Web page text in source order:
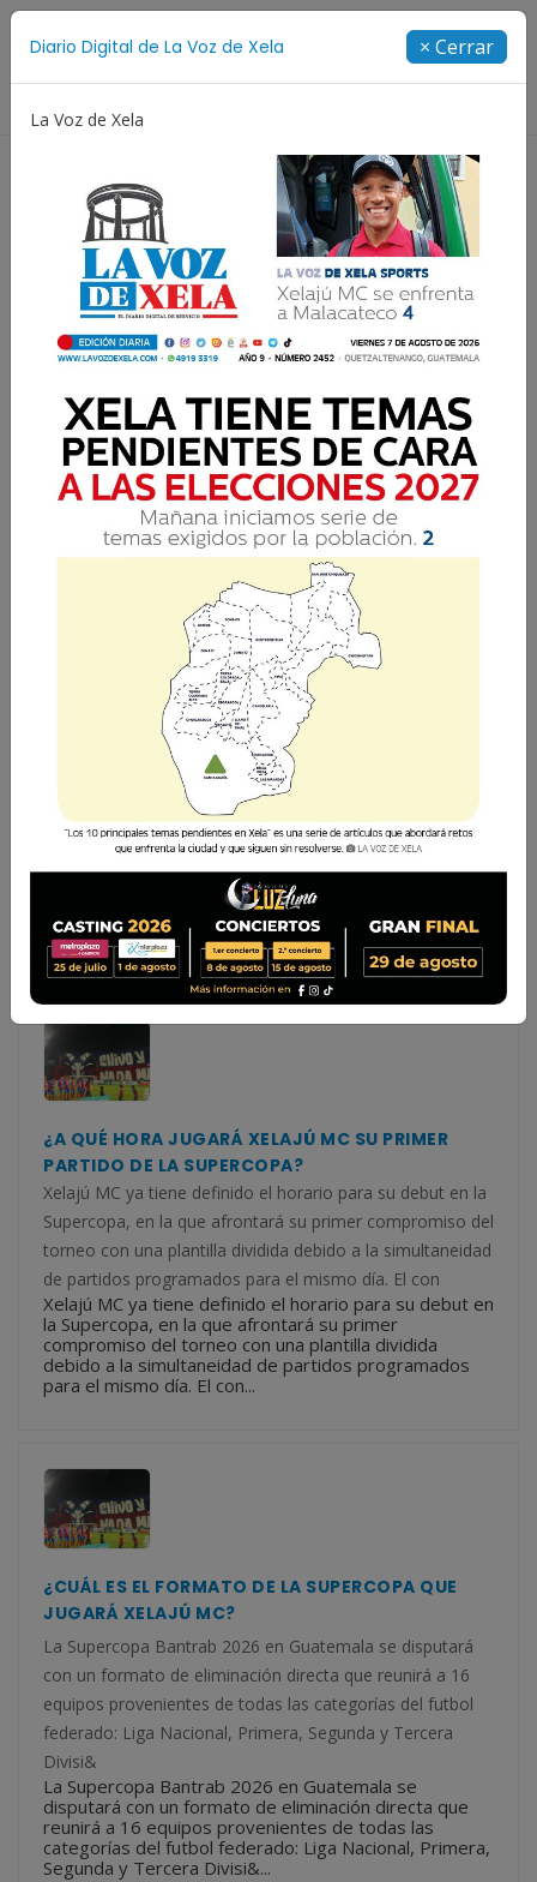
Diario Digital de La Voz de Xela × Cerrar
La Voz de Xela
Resultados para: Sayaxché
CONFIRMADOS LA FECHA Y HORA PARA DUELO
ENTRE XELAJÚ MC Y SANTA LUCÍA
Los cuartos de final de la Supercopa Bantrab ya tienen
hoja de ruta. Se han confirmado de manera oficial los
detalles para el crucial enfrentamiento entre Xelajú MC y
Santa Lucía Cotzumalguapa, un duelo que promete
emociones y definir a
Los cuartos de final de la Supercopa Bantrab ya tienen
hoja de ruta. Se han confirmado de manera oficial los
detalles para el crucial enfrentamiento entre Xelajú MC
y Santa Lucía Cotzumalguapa, un duelo que promete
emociones y definir a...
¿A QUÉ HORA JUGARÁ XELAJÚ MC SU PRIMER
PARTIDO DE LA SUPERCOPA?
Xelajú MC ya tiene definido el horario para su debut en la
Supercopa, en la que afrontará su primer compromiso del
torneo con una plantilla dividida debido a la simultaneidad
de partidos programados para el mismo día. El con
Xelajú MC ya tiene definido el horario para su debut en
la Supercopa, en la que afrontará su primer
compromiso del torneo con una plantilla dividida
debido a la simultaneidad de partidos programados
para el mismo día. El con...
¿CUÁL ES EL FORMATO DE LA SUPERCOPA QUE
JUGARÁ XELAJÚ MC?
La Supercopa Bantrab 2026 en Guatemala se disputará
con un formato de eliminación directa que reunirá a 16
equipos provenientes de todas las categorías del futbol
federado: Liga Nacional, Primera, Segunda y Tercera
Divisi&
La Supercopa Bantrab 2026 en Guatemala se
disputará con un formato de eliminación directa que
reunirá a 16 equipos provenientes de todas las
categorías del futbol federado: Liga Nacional, Primera,
Segunda y Tercera Divisi&...